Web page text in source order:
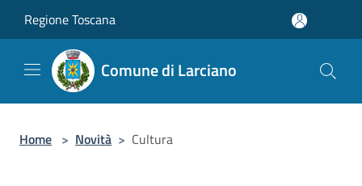
Regione Toscana
Comune di Larciano
Home > Novità > Cultura